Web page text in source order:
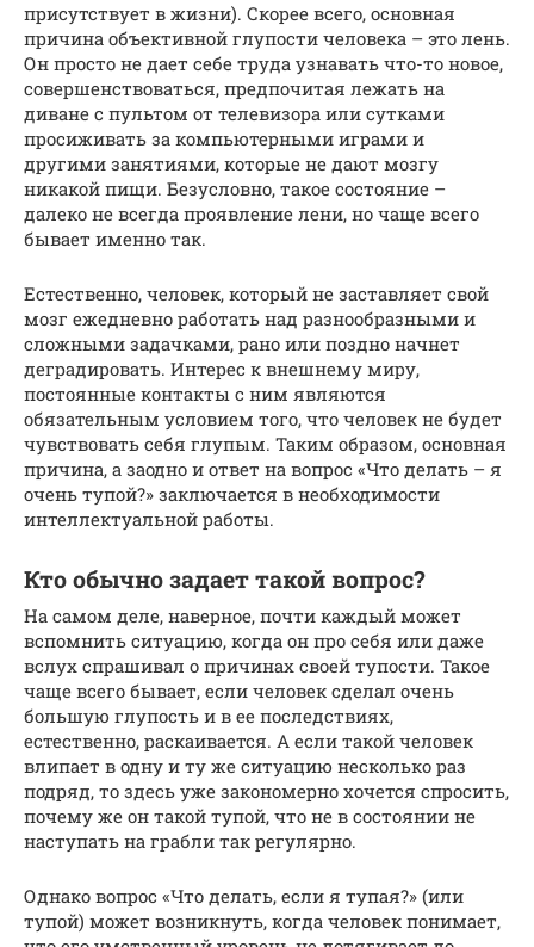
присутствует в жизни). Скорее всего, основная
причина объективной глупости человека – это лень.
Он просто не дает себе труда узнавать что-то новое,
совершенствоваться, предпочитая лежать на
диване с пультом от телевизора или сутками
просиживать за компьютерными играми и
другими занятиями, которые не дают мозгу
никакой пищи. Безусловно, такое состояние –
далеко не всегда проявление лени, но чаще всего
бывает именно так.
Естественно, человек, который не заставляет свой
мозг ежедневно работать над разнообразными и
сложными задачками, рано или поздно начнет
деградировать. Интерес к внешнему миру,
постоянные контакты с ним являются
обязательным условием того, что человек не будет
чувствовать себя глупым. Таким образом, основная
причина, а заодно и ответ на вопрос «Что делать – я
очень тупой?» заключается в необходимости
интеллектуальной работы.
Кто обычно задает такой вопрос?
На самом деле, наверное, почти каждый может
вспомнить ситуацию, когда он про себя или даже
вслух спрашивал о причинах своей тупости. Такое
чаще всего бывает, если человек сделал очень
большую глупость и в ее последствиях,
естественно, раскаивается. А если такой человек
влипает в одну и ту же ситуацию несколько раз
подряд, то здесь уже закономерно хочется спросить,
почему же он такой тупой, что не в состоянии не
наступать на грабли так регулярно.
Однако вопрос «Что делать, если я тупая?» (или
тупой) может возникнуть, когда человек понимает,